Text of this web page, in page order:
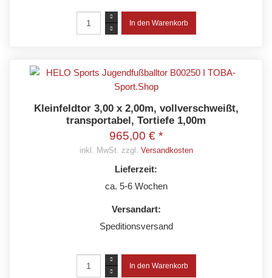
Kleinfeldtor 3,00 x 2,00m, vollverschweißt,
transportabel, Tortiefe 1,00m
965,00 € *
inkl. MwSt. zzgl. Versandkosten
Lieferzeit:
ca. 5-6 Wochen
Versandart:
Speditionsversand